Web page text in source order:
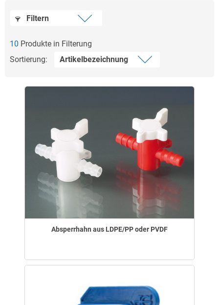
Filtern
10 Produkte in Filterung
Sortierung:
Absperrhahn aus LDPE/PP oder PVDF